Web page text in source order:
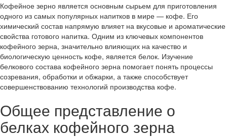
Кофейное зерно является основным сырьем для приготовления
одного из самых популярных напитков в мире — кофе. Его
химический состав напрямую влияет на вкусовые и ароматические
свойства готового напитка. Одним из ключевых компонентов
кофейного зерна, значительно влияющих на качество и
биологическую ценность кофе, является белок. Изучение
белкового состава кофейного зерна помогает понять процессы
созревания, обработки и обжарки, а также способствует
совершенствованию технологий производства кофе.
Общее представление о
белках кофейного зерна